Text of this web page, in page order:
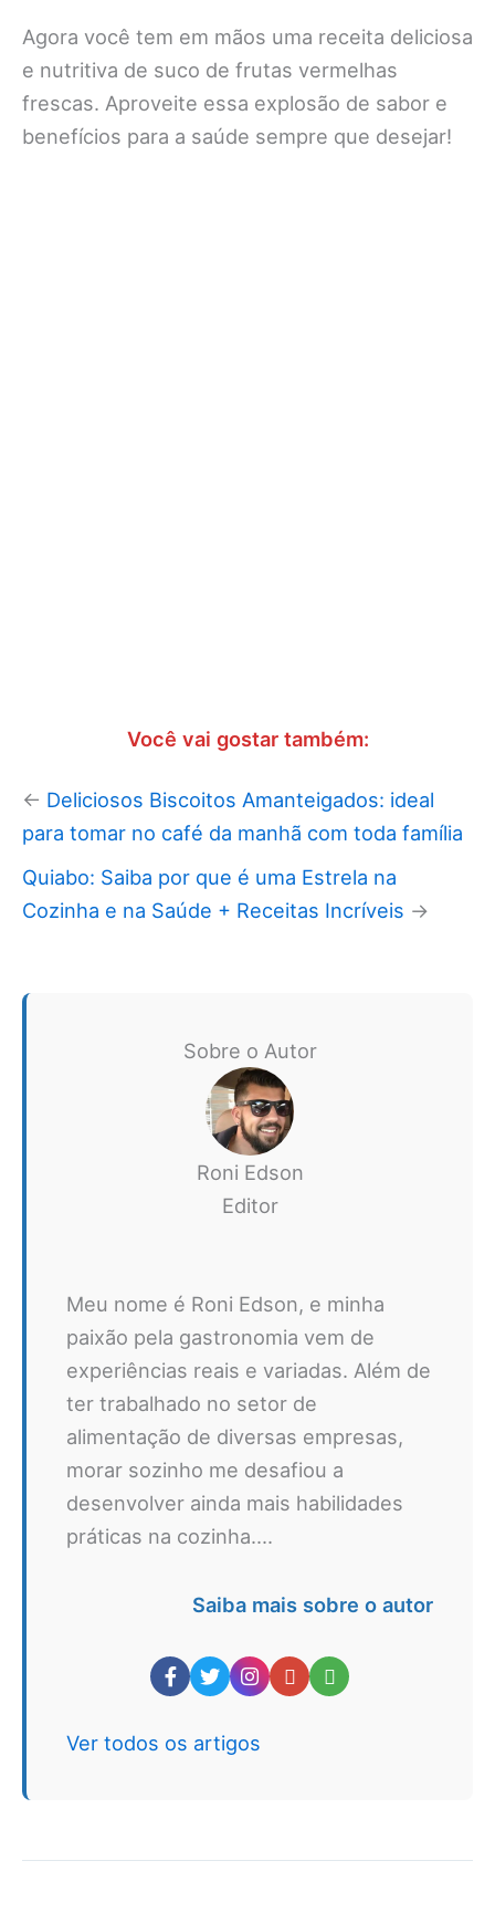
Agora você tem em mãos uma receita deliciosa
e nutritiva de suco de frutas vermelhas
frescas. Aproveite essa explosão de sabor e
benefícios para a saúde sempre que desejar!
Você vai gostar também:
← Deliciosos Biscoitos Amanteigados: ideal
para tomar no café da manhã com toda família
Quiabo: Saiba por que é uma Estrela na
Cozinha e na Saúde + Receitas Incríveis →
Sobre o Autor
Roni Edson
Editor
Meu nome é Roni Edson, e minha
paixão pela gastronomia vem de
experiências reais e variadas. Além de
ter trabalhado no setor de
alimentação de diversas empresas,
morar sozinho me desafiou a
desenvolver ainda mais habilidades
práticas na cozinha....
Saiba mais sobre o autor
Ver todos os artigos